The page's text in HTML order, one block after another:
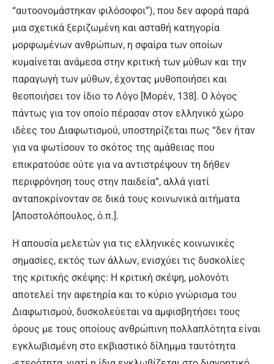
“αυτοονομάστηκαν φιλόσοφοι”), που δεν αφορά παρά
μια σχετικά ξεριζωμένη και ασταθή κατηγορία
μορφωμένων ανθρώπων, η σφαίρα των οποίων
κυμαίνεται ανάμεσα στην κριτική των μύθων και την
παραγωγή των μύθων, έχοντας μυθοποιήσει και
θεοποιήσει τον ίδιο το Λόγο [Μορέν, 138]. Ο λόγος
πάντως για τον οποίο πέρασαν στον ελληνικό χώρο
ιδέες του Διαφωτισμού, υποστηρίζεται πως “δεν ήταν
για να φωτίσουν το σκότος της αμάθειας που
επικρατούσε ούτε για να αντιστρέψουν τη δήθεν
περιφρόνηση τους στην παιδεία”, αλλά γιατί
ανταποκρίνονταν σε δικά τους κοινωνικά αιτήματα
[Αποστολόπουλος, ό.π.].
Η απουσία μελετών για τις ελληνικές κοινωνικές
σημασίες, εκτός των άλλων, ενισχύει τις δυσκολίες
της κριτικής σκέψης: Η κριτική σκέψη, μολονότι
αποτελεί την αφετηρία και το κύριο γνώρισμα του
Διαφωτισμού, δυσκολεύεται να αμφισβητήσει τους
όρους με τους οποίους ανθρώπινη πολλαπλότητα είναι
εγκλωβισμένη στο εκβιαστικό δίλημμα ταυτότητα